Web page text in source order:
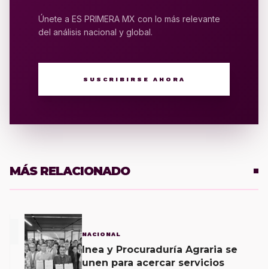
Únete a ES PRIMERA MX con lo más relevante
del análisis nacional y global.
SUSCRIBIRSE AHORA
MÁS RELACIONADO
NACIONAL
Inea y Procuraduría Agraria se
unen para acercar servicios